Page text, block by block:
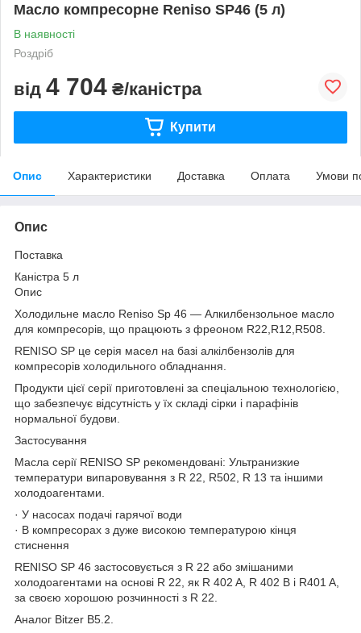
Масло компресорне Reniso SP46 (5 л)
В наявності
Роздріб
від 4 704 ₴/каністра
Купити
Опис Характеристики Доставка Оплата Умови
Опис
Поставка
Каністра 5 л
Опис
Холодильне масло Reniso Sp 46 — Алкилбензольное масло
для компресорів, що працюють з фреоном R22,R12,R508.
RENISO SP це серія масел на базі алкілбензолів для
компресорів холодильного обладнання.
Продукти цієї серії приготовлені за спеціальною технологією,
що забезпечує відсутність у їх складі сірки і парафінів
нормальної будови.
Застосування
Масла серії RENISO SP рекомендовані: Ультранизкие
температури випаровування з R 22, R502, R 13 та іншими
холодоагентами.
· У насосах подачі гарячої води
· В компресорах з дуже високою температурою кінця
стиснення
RENISO SP 46 застосовується з R 22 або змішаними
холодоагентами на основі R 22, як R 402 A, R 402 B і R401 A,
за своєю хорошою розчинності з R 22.
Аналог Bitzer B5.2.